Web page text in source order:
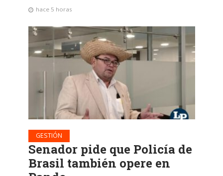
hace 5 horas
GESTIÓN
Senador pide que Policía de
Brasil también opere en